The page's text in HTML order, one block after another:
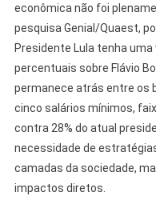
econômica não foi
pesquisa Genial/Quaest,
Presidente Lula tenha
percentuais sobre Flávio
permanece atrás entre os
cinco salários mínimos,
contra 28% do atual
necessidade de
camadas da sociedade,
impactos diretos.